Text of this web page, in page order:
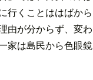
行くことははばから
由が分からず、変わ
家は島民から色眼鏡